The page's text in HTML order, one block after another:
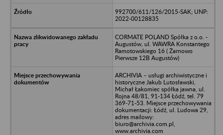
992700/611/126/2015-SAK; UNP:
2022-00128835
CORMATE POLAND Spółka z o.o. -
Augustów, ul. WAWRA Konstantego
Ramotowskiego 16 ( Żarnowo
Pierwsze 12B Augustów)
ARCHIVIA – usługi archiwistyczne i
historyczne Jakub Lutosławski,
Michał Łakomiec spółka jawna, ul.
Rojna 48/81, 91-134 Łódź, tel. 79
369-71-53. Miejsce przechowywania
dokumentacji: Łódź, ul. Ludowa 29,
adres mailowy:
biuro@archivia.com.pl,
www.archivia.com